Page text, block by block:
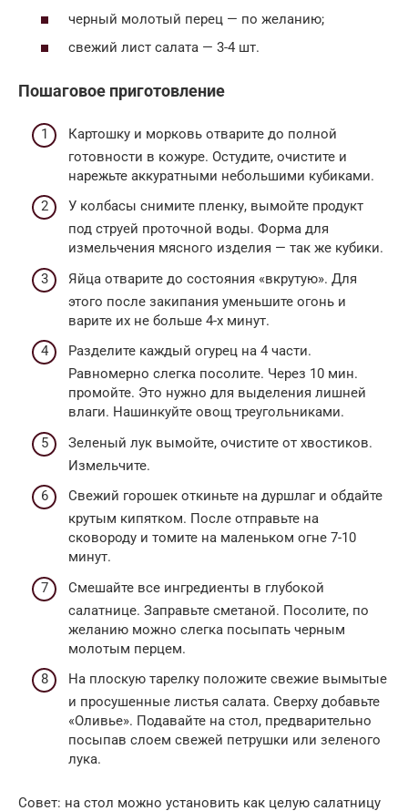
черный молотый перец — по желанию;
свежий лист салата — 3-4 шт.
Пошаговое приготовление
Картошку и морковь отварите до полной
готовности в кожуре. Остудите, очистите и
нарежьте аккуратными небольшими кубиками.
У колбасы снимите пленку, вымойте продукт
под струей проточной воды. Форма для
измельчения мясного изделия — так же кубики.
Яйца отварите до состояния «вкрутую». Для
этого после закипания уменьшите огонь и
варите их не больше 4-х минут.
Разделите каждый огурец на 4 части.
Равномерно слегка посолите. Через 10 мин.
промойте. Это нужно для выделения лишней
влаги. Нашинкуйте овощ треугольниками.
Зеленый лук вымойте, очистите от хвостиков.
Измельчите.
Свежий горошек откиньте на дуршлаг и обдайте
крутым кипятком. После отправьте на
сковороду и томите на маленьком огне 7-10
минут.
Смешайте все ингредиенты в глубокой
салатнице. Заправьте сметаной. Посолите, по
желанию можно слегка посыпать черным
молотым перцем.
На плоскую тарелку положите свежие вымытые
и просушенные листья салата. Сверху добавьте
«Оливье». Подавайте на стол, предварительно
посыпав слоем свежей петрушки или зеленого
лука.
Совет: на стол можно установить как целую салатницу